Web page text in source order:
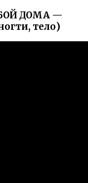
ДОМА —
тело)